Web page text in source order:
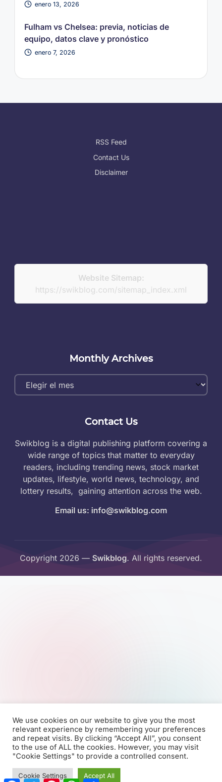
enero 13, 2026
Fulham vs Chelsea: previa, noticias de
equipo, datos clave y pronóstico
enero 7, 2026
RSS Feed
Contact Us
Disclaimer
Website Sitemap:
https://swikblog.com/sitemap_index.xml
Monthly Archives
Monthly
Archives
Contact Us
Swikblog is a digital publishing platform covering a
wide range of topics that matter to everyday
readers, including trending news, stock market
updates, lifestyle, world news, technology, and
lottery results, gaining attention across the web.
Email us: info@swikblog.com
Copyright 2026 — Swikblog. All rights reserved.
We use cookies on our website to give you the most
relevant experience by remembering your preferences
and repeat visits. By clicking “Accept All”, you consent
to the use of ALL the cookies. However, you may visit
"Cookie Settings" to provide a controlled consent.
Cookie Settings Accept All